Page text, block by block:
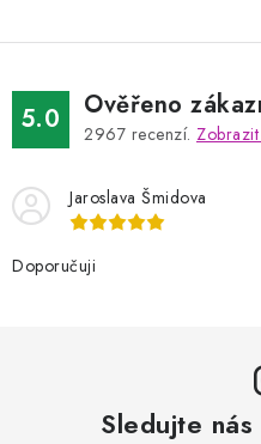
5.0 Ověřeno
2967 recenzí.
Jaroslava Šmidova
Doporučuji
Sledujte